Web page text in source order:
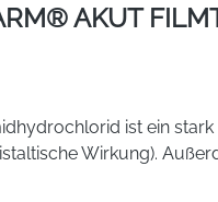
AKUT
ist ein
Wirkung).